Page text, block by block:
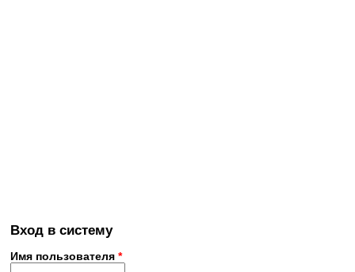
Вход в систему
Имя пользователя *